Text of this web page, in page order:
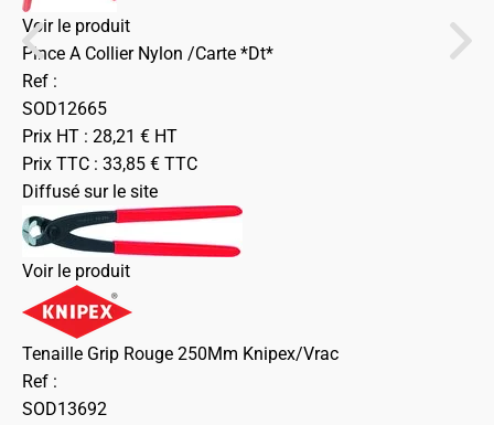
Voir le produit
Pince A Collier Nylon /Carte *Dt*
Ref :
SOD12665
Prix HT : 28,21 € HT
Prix TTC : 33,85 € TTC
Diffusé sur le site
Voir le produit
Tenaille Grip Rouge 250Mm Knipex/Vrac
Ref :
SOD13692